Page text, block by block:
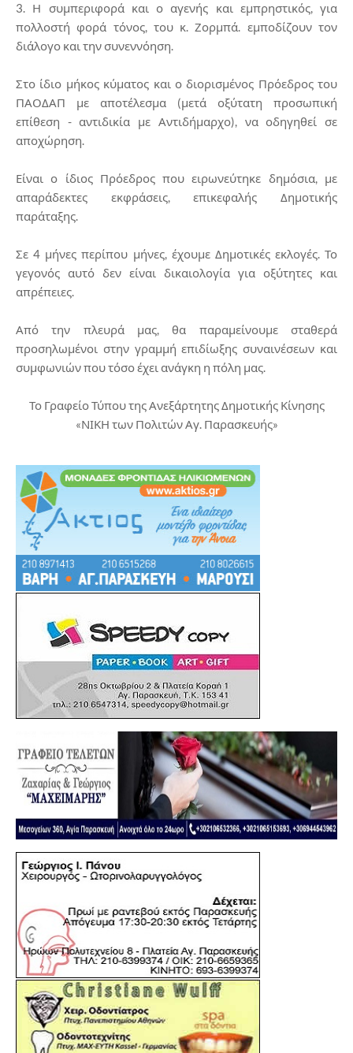
3. Η συμπεριφορά και ο αγενής και εμπρηστικός, για
πολλοστή φορά τόνος, του κ. Ζορμπά. εμποδίζουν τον
διάλογο και την συνεννόηση.
Στο ίδιο μήκος κύματος και ο διορισμένος Πρόεδρος του
ΠΑΟΔΑΠ με αποτέλεσμα (μετά οξύτατη προσωπική
επίθεση - αντιδικία με Αντιδήμαρχο), να οδηγηθεί σε
αποχώρηση.
Είναι ο ίδιος Πρόεδρος που ειρωνεύτηκε δημόσια, με
απαράδεκτες εκφράσεις, επικεφαλής Δημοτικής
παράταξης.
Σε 4 μήνες περίπου μήνες, έχουμε Δημοτικές εκλογές. Το
γεγονός αυτό δεν είναι δικαιολογία για οξύτητες και
απρέπειες.
Από την πλευρά μας, θα παραμείνουμε σταθερά
προσηλωμένοι στην γραμμή επιδίωξης συναινέσεων και
συμφωνιών που τόσο έχει ανάγκη η πόλη μας.
Το Γραφείο Τύπου της Ανεξάρτητης Δημοτικής Κίνησης
«ΝΙΚΗ των Πολιτών Αγ. Παρασκευής»